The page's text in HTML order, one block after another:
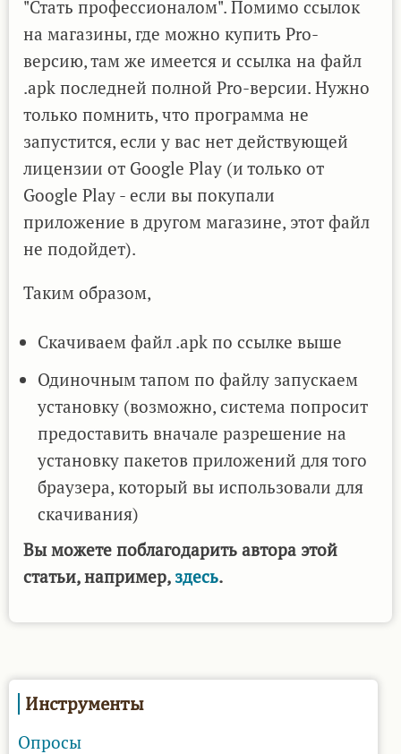
"Стать профессионалом". Помимо ссылок
на магазины, где можно купить Pro-
версию, там же имеется и ссылка на файл
.apk последней полной Pro-версии. Нужно
только помнить, что программа не
запустится, если у вас нет действующей
лицензии от Google Play (и только от
Google Play - если вы покупали
приложение в другом магазине, этот файл
не подойдет).
Таким образом,
Скачиваем файл .apk по ссылке выше
Одиночным тапом по файлу запускаем
установку (возможно, система попросит
предоставить вначале разрешение на
установку пакетов приложений для того
браузера, который вы использовали для
скачивания)
Вы можете поблагодарить автора этой
статьи, например, здесь.
Инструменты
Опросы